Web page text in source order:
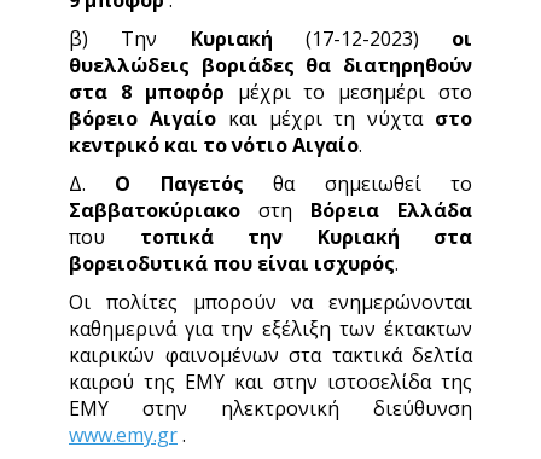
β) Την Κυριακή (17-12-2023) οι
θυελλώδεις βοριάδες θα διατηρηθούν
στα 8 μποφόρ μέχρι το μεσημέρι στο
βόρειο Αιγαίοκαι μέχρι τη νύχτα στο
κεντρικό και το νότιο Αιγαίο.
Δ. Ο Παγετός θα σημειωθεί το
Σαββατοκύριακο στη Βόρεια Ελλάδα
που τοπικά την Κυριακή στα
βορειοδυτικά που είναι ισχυρός.
Οι πολίτες μπορούν να ενημερώνονται
καθημερινά για την εξέλιξη των έκτακτων
καιρικών φαινομένων στα τακτικά δελτία
καιρού της ΕΜΥ και στην ιστοσελίδα της
ΕΜΥ στην ηλεκτρονική διεύθυνση
www.emy.gr.